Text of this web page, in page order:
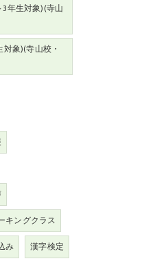
年生対象)(寺山
象)(寺山校・
キングクラス
み
漢字検定